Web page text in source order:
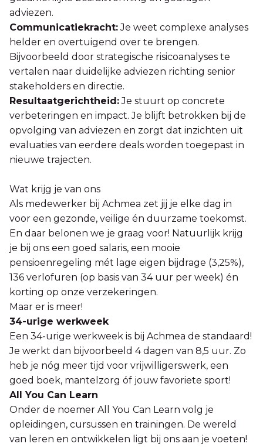
adviezen.
Communicatiekracht:Je weet complexe analyses
helder en overtuigend over te brengen.
Bijvoorbeeld door strategische risicoanalyses te
vertalen naar duidelijke adviezen richting senior
stakeholders en directie.
Resultaatgerichtheid:Je stuurt op concrete
verbeteringen en impact. Je blijft betrokken bij de
opvolging van adviezen en zorgt dat inzichten uit
evaluaties van eerdere deals worden toegepast in
nieuwe trajecten.
Wat krijg je van ons
Als medewerker bij Achmea zet jij je elke dag in
voor een gezonde, veilige én duurzame toekomst.
En daar belonen we je graag voor! Natuurlijk krijg
je bij ons een goed salaris, een mooie
pensioenregeling mét lage eigen bijdrage (3,25%),
136 verlofuren (op basis van 34 uur per week) én
korting op onze verzekeringen.
Maar er is meer!
34-urige werkweek
Een 34-urige werkweek is bij Achmea de standaard!
Je werkt dan bijvoorbeeld 4 dagen van 8,5 uur. Zo
heb je nóg meer tijd voor vrijwilligerswerk, een
goed boek, mantelzorg óf jouw favoriete sport!
All You Can Learn
Onder de noemer All You Can Learn volg je
opleidingen, cursussen en trainingen. De wereld
van leren en ontwikkelen ligt bij ons aan je voeten!